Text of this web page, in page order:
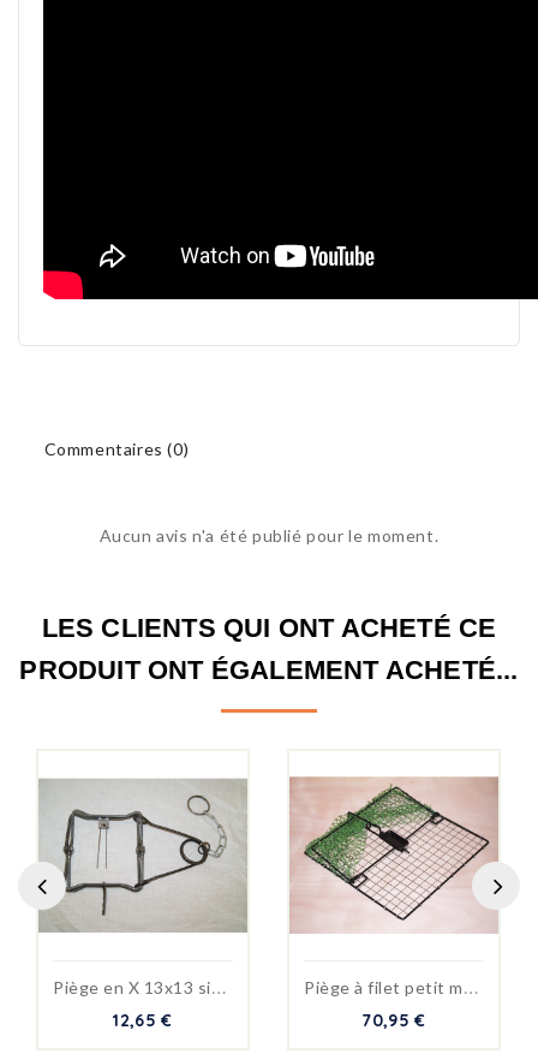
Commentaires (0)
Aucun avis n'a été publié pour le moment.
LES CLIENTS QUI ONT ACHETÉ CE
PRODUIT ONT ÉGALEMENT ACHETÉ...
P
iège en X 13x13 simple...
12,65 €
P
iège à filet petit modèle
70,95 €